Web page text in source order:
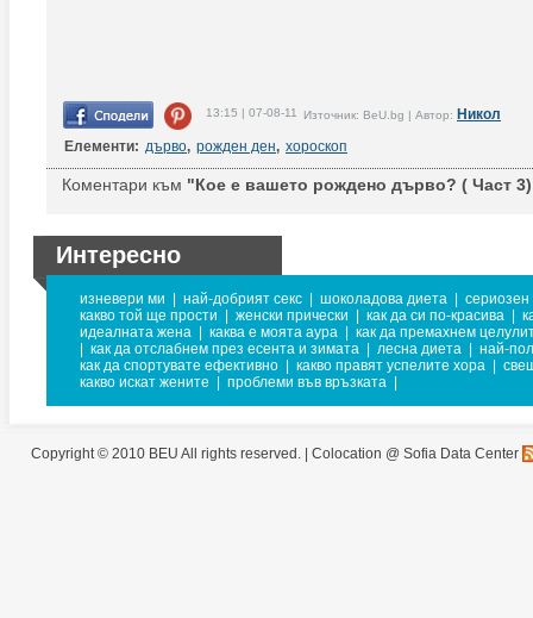
13:15 | 07-08-11 Източник: BeU.bg | Автор: Никол
Елементи: дърво, рожден ден, хороскоп
Коментари към "Кое е вашето рождено дърво? ( Част
Интересно
изневери ми най-добрият секс шоколадова диета
сериозен
какво той ще прости
женски прически как да си по-красива
идеалната жена
каква е моята аура
как да премахнем
как да отслабнем през есента и зимата лесна диета
най-
как да спортувате ефективно
какво правят успелите хора
какво искат жените
проблеми във връзката
Copyright © 2010 BEU All rights reserved. | Colocation @ Sofia Data Center